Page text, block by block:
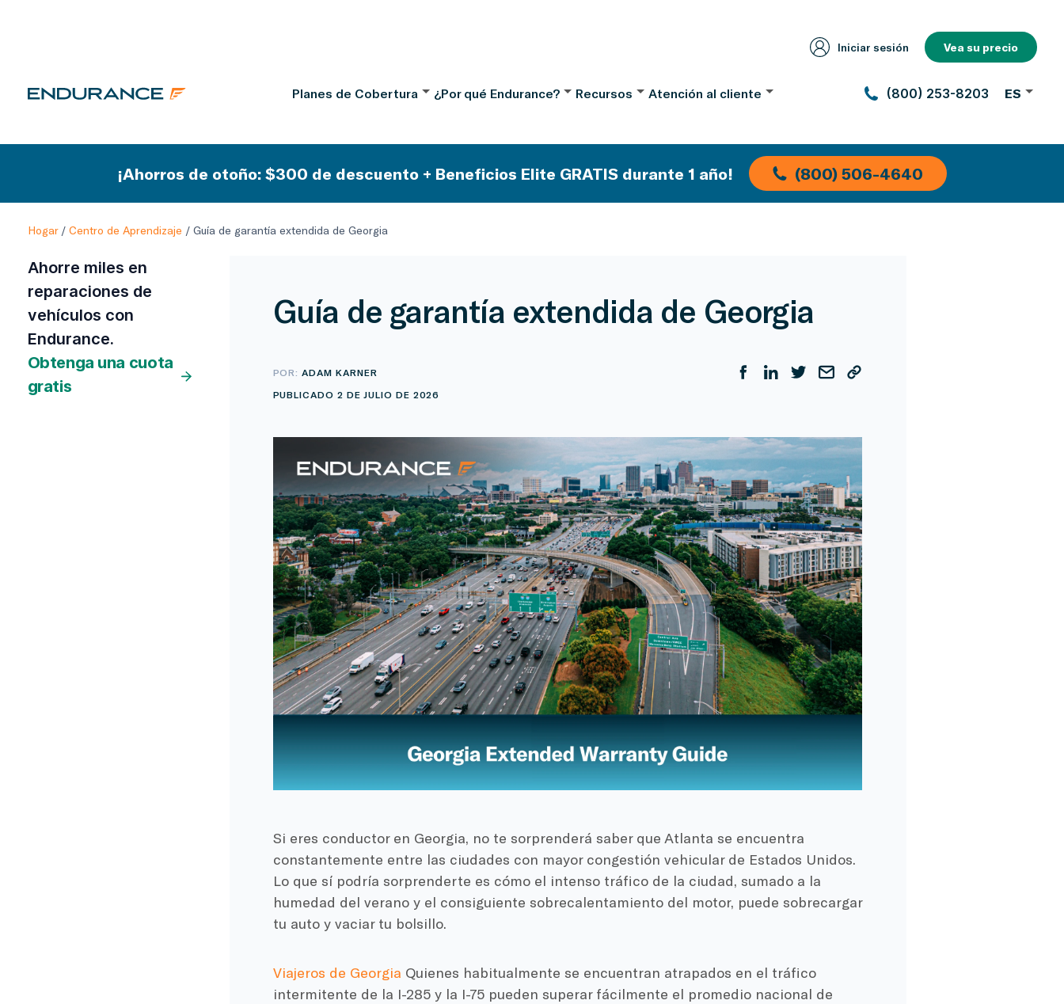
Iniciar sesión Vea su precio
Planes de Cobertura ¿Por qué Endurance? Recursos Atención al cliente (800) 253-8203 ES
¡Ahorros de otoño: $300 de descuento + Beneficios Elite GRATIS durante 1 año! (800) 506-4640
Hogar/ Centro de Aprendizaje / Guía de garantía extendida de Georgia
Ahorre miles en
reparaciones de
vehículos con
Endurance.
Obtenga una cuota
gratis
Guía de garantía extendida de Georgia
POR:ADAM KARNER
PUBLICADO 2 DE JULIO DE 2026
Si eres conductor en Georgia, no te sorprenderá saber que Atlanta se encuentra
constantemente entre las ciudades con mayor congestión vehicular de Estados Unidos.
Lo que sí podría sorprenderte es cómo el intenso tráfico de la ciudad, sumado a la
humedad del verano y el consiguiente sobrecalentamiento del motor, puede sobrecargar
tu auto y vaciar tu bolsillo.
Viajeros de Georgia Quienes habitualmente se encuentran atrapados en el tráfico
intermitente de la I-285 y la I-75 pueden superar fácilmente el promedio nacional de